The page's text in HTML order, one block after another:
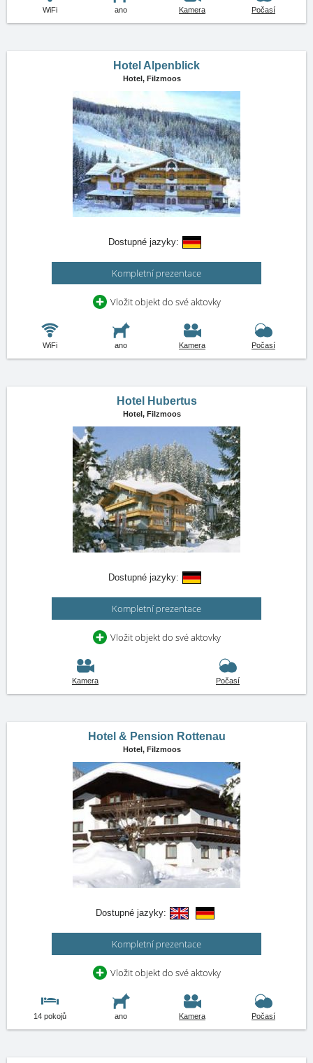
WiFi ano Kamera Počasí
Hotel Alpenblick
Hotel, Filzmoos
Dostupné jazyky:
Kompletní prezentace
Vložit objekt do své aktovky
WiFi ano Kamera Počasí
Hotel Hubertus
Hotel, Filzmoos
Dostupné jazyky:
Kompletní prezentace
Vložit objekt do své aktovky
Kamera Počasí
Hotel & Pension Rottenau
Hotel, Filzmoos
Dostupné jazyky:
Kompletní prezentace
Vložit objekt do své aktovky
14 pokojů ano Kamera Počasí